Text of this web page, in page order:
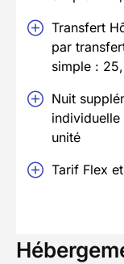
Transfert
par
simple :
Nuit
unité
Tarif Flex